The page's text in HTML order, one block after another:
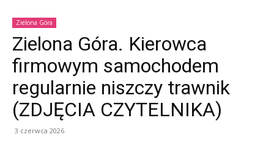
Zielona Góra
Zielona Góra. Kierowca
firmowym samochodem
regularnie niszczy trawnik
(ZDJĘCIA CZYTELNIKA)
3 czerwca 2026